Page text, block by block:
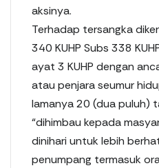
aksinya.
Terhadap tersangka
340 KUHP Subs 338
ayat 3 KUHP dengan
atau penjara seumur
lamanya 20 (dua puluh)
“dihimbau kepada
dinihari untuk lebih
penumpang termasuk